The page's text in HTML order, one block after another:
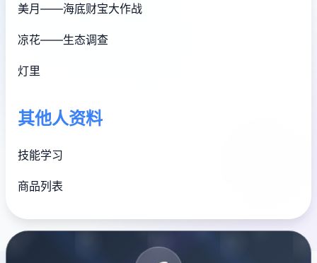
美月——海底财宝大作战
凉花——生态调查
灯里
其他人资料
技能学习
商品列表